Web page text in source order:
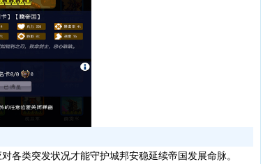
类突发状况才能守护城邦安稳延续帝国发展命脉。